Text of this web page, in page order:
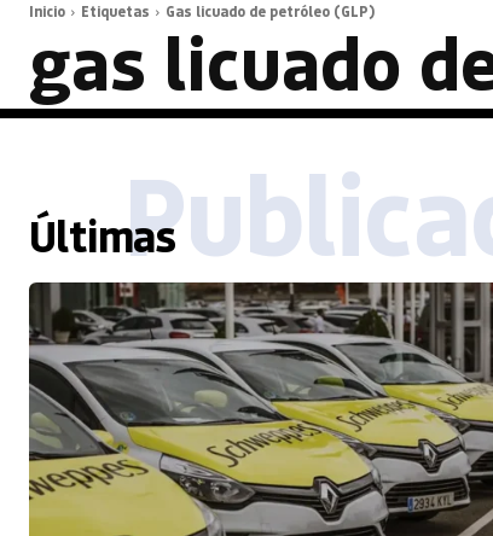
Inicio Etiquetas Gas licuado de petróleo (GLP)
gas licuado
Últimas